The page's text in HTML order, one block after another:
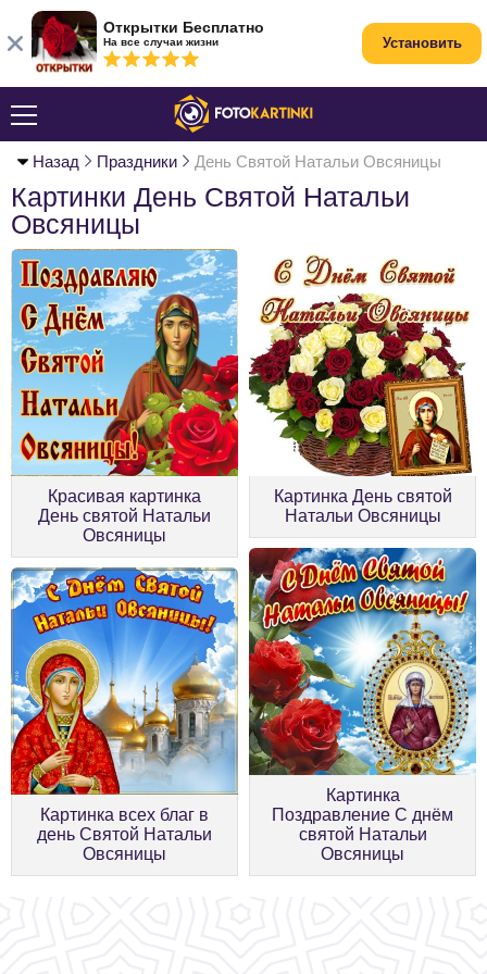
Назад Праздники День Святой Натальи Овсяницы
Картинки День Святой Натальи
Овсяницы
Красивая картинка
День святой Натальи
Овсяницы
Картинка День святой
Натальи Овсяницы
Картинка всех благ в
день Святой Натальи
Овсяницы
Картинка
Поздравление С днём
святой Натальи
Овсяницы
Открытки Бесплатно
На все случаи жизни Установить